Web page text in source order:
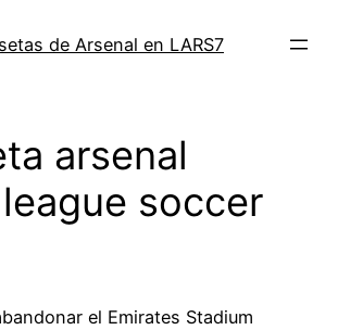
de Arsenal en LARS7
arsenal
soccer
el Emirates Stadium